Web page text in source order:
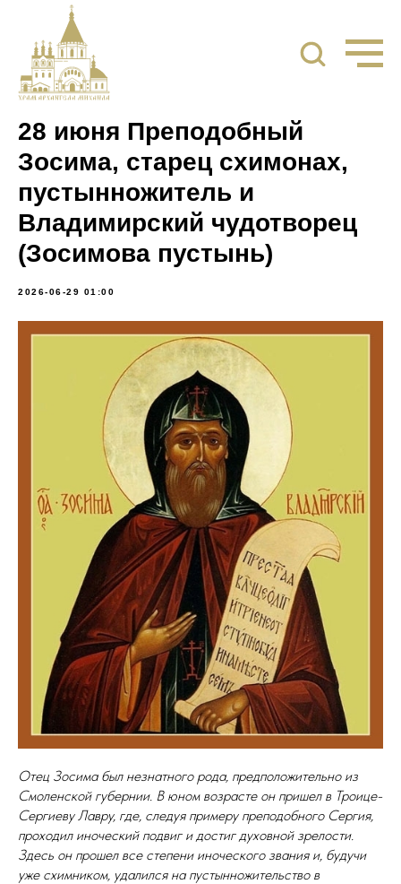
28 июня Преподобный
Зосима, старец схимонах,
пустынножитель и
Владимирский чудотворец
(Зосимова пустынь)
2026-06-29 01:00
Отец Зосима был незнатного рода, предположительно из
Смоленской губернии. В юном возрасте он пришел в Троице-
Сергиеву Лавру, где, следуя примеру преподобного Сергия,
проходил иноческий подвиг и достиг духовной зрелости.
Здесь он прошел все степени иноческого звания и, будучи
уже схимником, удалился на пустынножительство в